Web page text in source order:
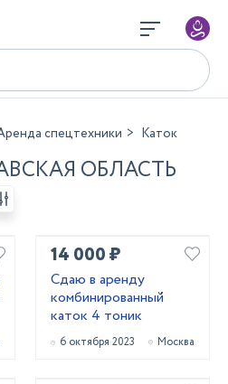
спецтехники Каток
ОБЛАСТЬ
14 000 ₽
Сдаю в аренду
комбинированный
каток 4 тоник
6 октября 2023 Москва